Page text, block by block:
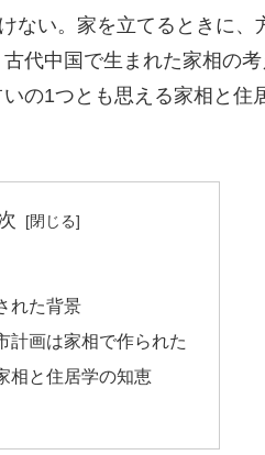
ない。家を立てるときに、
代中国で生まれた家相の
の1つとも思える家相と住
れた背景
計画は家相で作られた
相と住居学の知恵